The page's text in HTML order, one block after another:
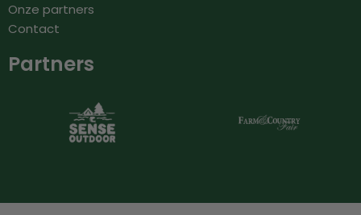
Onze partners
Contact
Partners